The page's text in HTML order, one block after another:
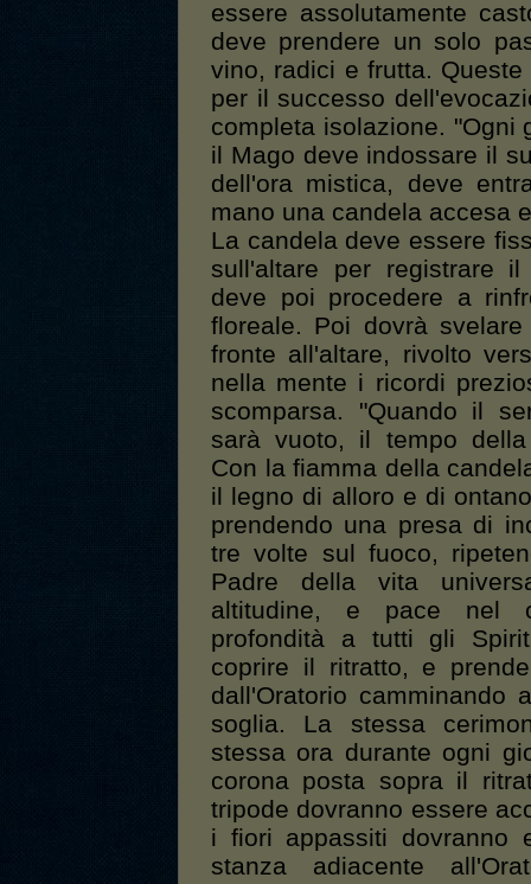
essere assolutamente
deve prendere un solo
vino, radici e frutta.
per il successo
completa isolazione. "Ogni
il Mago deve indossare il
dell'ora mistica, deve
mano una candela accesa
La candela deve essere
sull'altare per registrare
deve poi procedere a
floreale. Poi dovrà
fronte all'altare, rivolto
nella mente i ricordi
scomparsa. "Quando il
sarà vuoto, il tempo
Con la fiamma della
il legno di alloro e di
prendendo una presa di
tre volte sul fuoco,
Padre della vita
altitudine, e pace nel
profondità a tutti gli
coprire il ritratto, e
dall'Oratorio camminando
soglia. La stessa
stessa ora durante ogni
corona posta sopra il
tripode dovranno essere
i fiori appassiti dovranno
stanza adiacente